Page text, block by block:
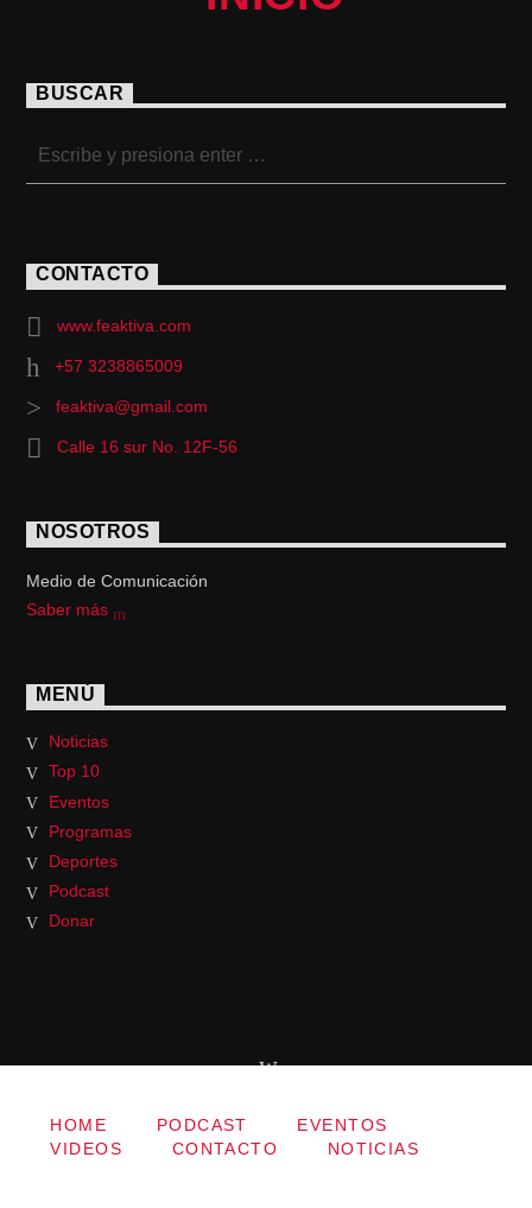
BUSCAR
CONTACTO
www.feaktiva.com
+57 3238865009
feaktiva@gmail.com
Calle 16 sur No. 12F-56
NOSOTROS
Medio de Comunicación
Saber más
MENÚ
Noticias
Top 10
Eventos
Programas
Deportes
Podcast
Donar
HOME PODCAST
EVENTOS
VIDEOS
CONTACTO NOTICIAS